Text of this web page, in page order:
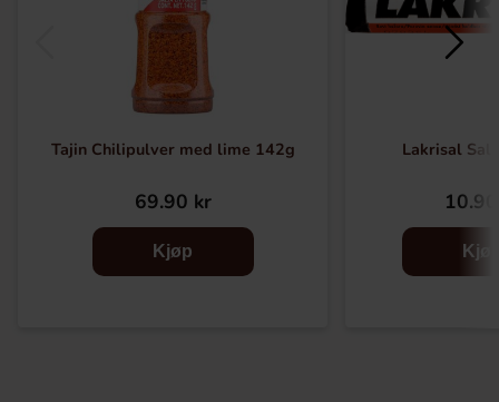
Tajin Chilipulver med lime 142g
69.90 kr
Kjøp
Lakrisal